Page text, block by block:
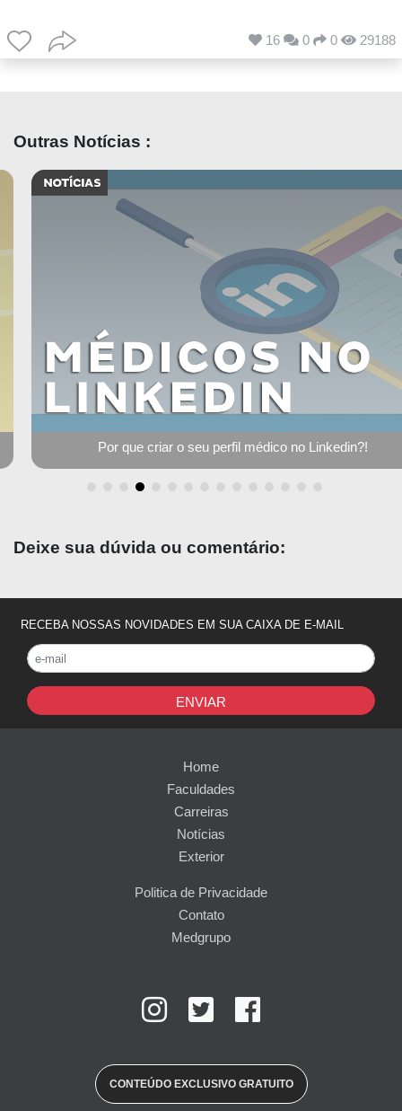
16 0 0 29188
Outras Notícias :
Por que criar o seu perfil médico no Linkedin?!
Deixe sua dúvida ou comentário:
RECEBA NOSSAS NOVIDADES EM SUA CAIXA DE E-MAIL
ENVIAR
Home
Faculdades
Carreiras
Notícias
Exterior
Politica de Privacidade
Contato
Medgrupo
CONTEÚDO EXCLUSIVO GRATUITO